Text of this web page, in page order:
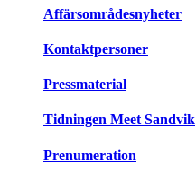
Affärsområdesnyheter
Kontaktpersoner
Pressmaterial
Tidningen Meet Sandvik
Prenumeration